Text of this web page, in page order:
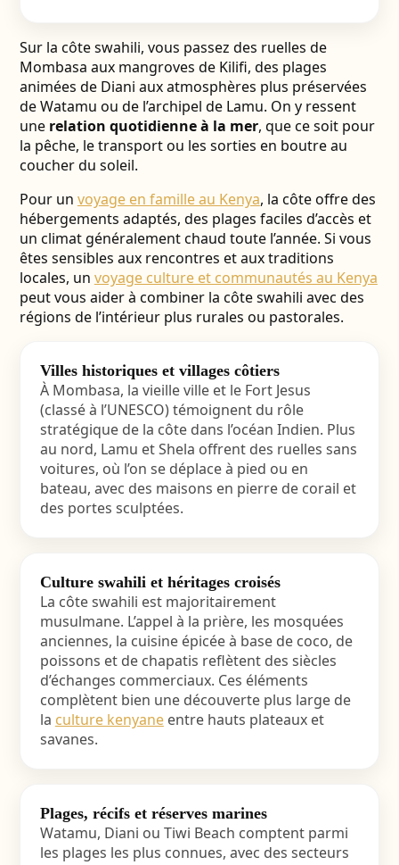
Sur la côte swahili, vous passez des ruelles de
Mombasa aux mangroves de Kilifi, des plages
animées de Diani aux atmosphères plus préservées
de Watamu ou de l’archipel de Lamu. On y ressent
une relation quotidienne à la mer, que ce soit pour
la pêche, le transport ou les sorties en boutre au
coucher du soleil.
Pour un voyage en famille au Kenya, la côte offre des
hébergements adaptés, des plages faciles d’accès et
un climat généralement chaud toute l’année. Si vous
êtes sensibles aux rencontres et aux traditions
locales, un voyage culture et communautés au Kenya
peut vous aider à combiner la côte swahili avec des
régions de l’intérieur plus rurales ou pastorales.
Villes historiques et villages côtiers
À Mombasa, la vieille ville et le Fort Jesus
(classé à l’UNESCO) témoignent du rôle
stratégique de la côte dans l’océan Indien. Plus
au nord, Lamu et Shela offrent des ruelles sans
voitures, où l’on se déplace à pied ou en
bateau, avec des maisons en pierre de corail et
des portes sculptées.
Culture swahili et héritages croisés
La côte swahili est majoritairement
musulmane. L’appel à la prière, les mosquées
anciennes, la cuisine épicée à base de coco, de
poissons et de chapatis reflètent des siècles
d’échanges commerciaux. Ces éléments
complètent bien une découverte plus large de
la culture kenyaneentre hauts plateaux et
savanes.
Plages, récifs et réserves marines
Watamu, Diani ou Tiwi Beach comptent parmi
les plages les plus connues, avec des secteurs